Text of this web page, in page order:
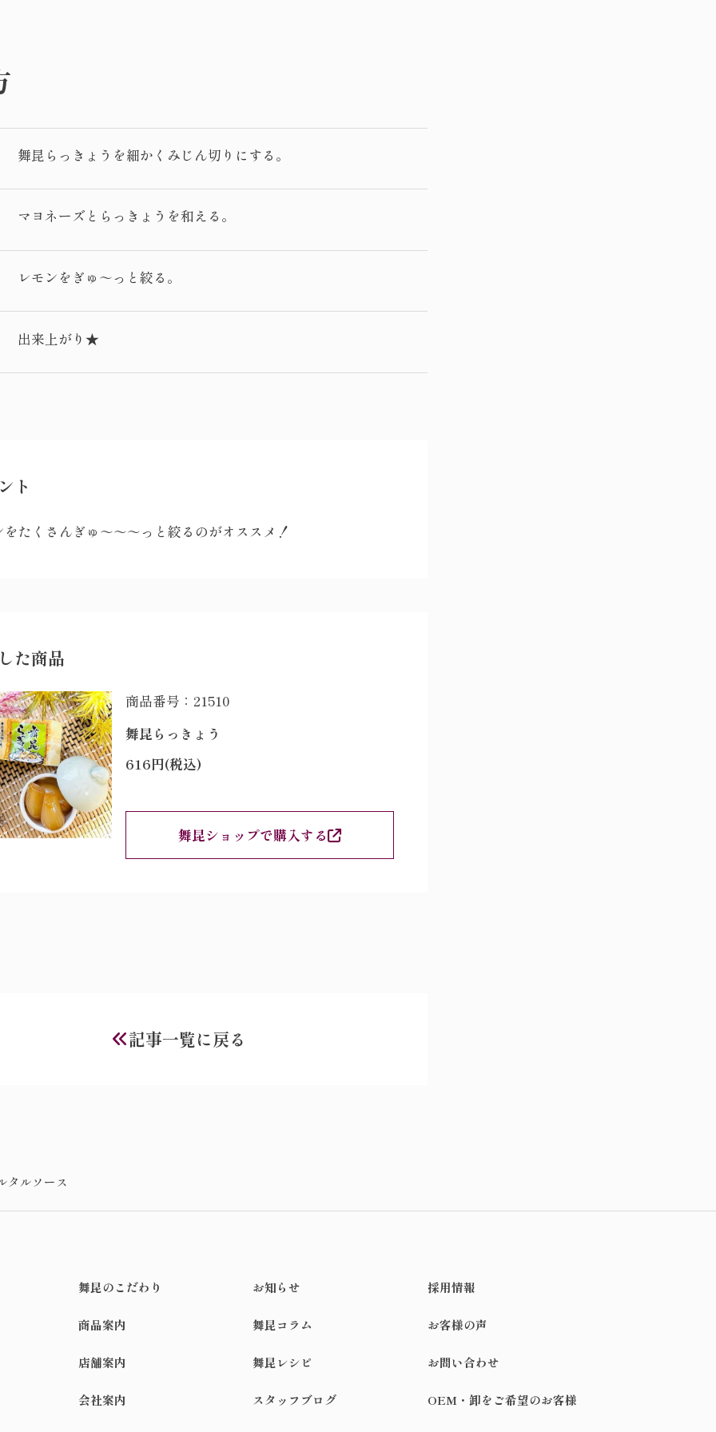
舞昆らっきょうを細かくみじん切りにする。
マヨネーズとらっきょうを和える。
レモンをぎゅ～っと絞る。
出来上がり★
ト
をたくさんぎゅ～～～っと絞るのがオススメ！
た商品
商品番号： 21510
舞昆らっきょう
616円(税込)
舞昆ショップで購入する
記事一覧に戻る
タルソース
舞昆のこだわり
商品案内
店舗案内
会社案内
お知らせ
舞昆コラム
舞昆レシピ
スタッフブログ
採用情報
お客様の声
お問い合わせ
OEM・卸をご希望のお客様